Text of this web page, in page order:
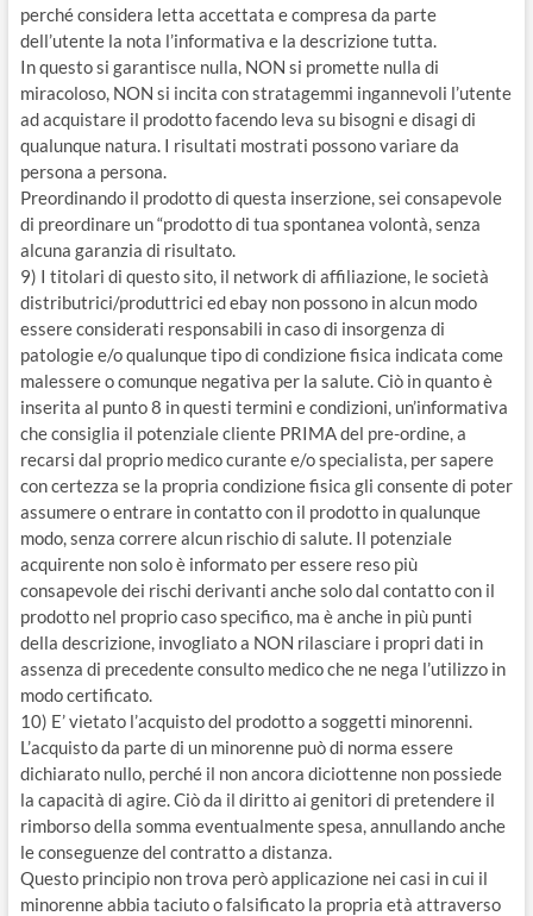
perché considera letta accettata e compresa da parte
dell’utente la nota l’informativa e la descrizione tutta.
In questo si garantisce nulla, NON si promette nulla di
miracoloso, NON si incita con stratagemmi ingannevoli l’utente
ad acquistare il prodotto facendo leva su bisogni e disagi di
qualunque natura. I risultati mostrati possono variare da
persona a persona.
Preordinando il prodotto di questa inserzione, sei consapevole
di preordinare un “prodotto di tua spontanea volontà, senza
alcuna garanzia di risultato.
9) I titolari di questo sito, il network di affiliazione, le società
distributrici/produttrici ed ebay non possono in alcun modo
essere considerati responsabili in caso di insorgenza di
patologie e/o qualunque tipo di condizione fisica indicata come
malessere o comunque negativa per la salute. Ciò in quanto è
inserita al punto 8 in questi termini e condizioni, un’informativa
che consiglia il potenziale cliente PRIMA del pre-ordine, a
recarsi dal proprio medico curante e/o specialista, per sapere
con certezza se la propria condizione fisica gli consente di poter
assumere o entrare in contatto con il prodotto in qualunque
modo, senza correre alcun rischio di salute. Il potenziale
acquirente non solo è informato per essere reso più
consapevole dei rischi derivanti anche solo dal contatto con il
prodotto nel proprio caso specifico, ma è anche in più punti
della descrizione, invogliato a NON rilasciare i propri dati in
assenza di precedente consulto medico che ne nega l’utilizzo in
modo certificato.
10) E’ vietato l’acquisto del prodotto a soggetti minorenni.
L’acquisto da parte di un minorenne può di norma essere
dichiarato nullo, perché il non ancora diciottenne non possiede
la capacità di agire. Ciò da il diritto ai genitori di pretendere il
rimborso della somma eventualmente spesa, annullando anche
le conseguenze del contratto a distanza.
Questo principio non trova però applicazione nei casi in cui il
minorenne abbia taciuto o falsificato la propria età attraverso